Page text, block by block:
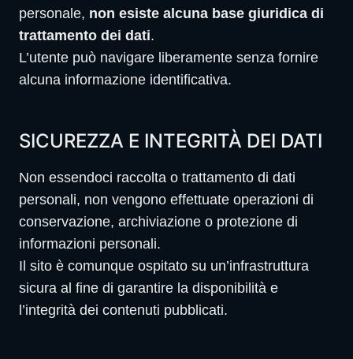
personale, non esiste alcuna base giuridica di
trattamento dei dati.
L’utente può navigare liberamente senza fornire
alcuna informazione identificativa.
SICUREZZA E INTEGRITÀ DEI DATI
Non essendoci raccolta o trattamento di dati
personali, non vengono effettuate operazioni di
conservazione, archiviazione o protezione di
informazioni personali.
Il sito è comunque ospitato su un’infrastruttura
sicura al fine di garantire la disponibilità e
l’integrità dei contenuti pubblicati.